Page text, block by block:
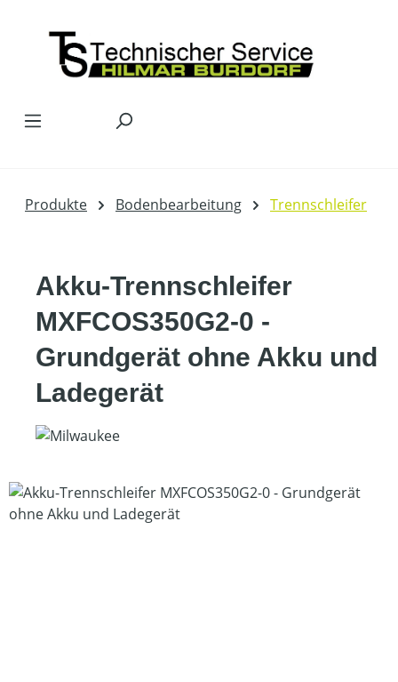
Produkte Bodenbearbeitung Trennschleifer
Akku-Trennschleifer
MXFCOS350G2-0 -
Grundgerät ohne Akku und
Ladegerät
Bildergalerie überspringen